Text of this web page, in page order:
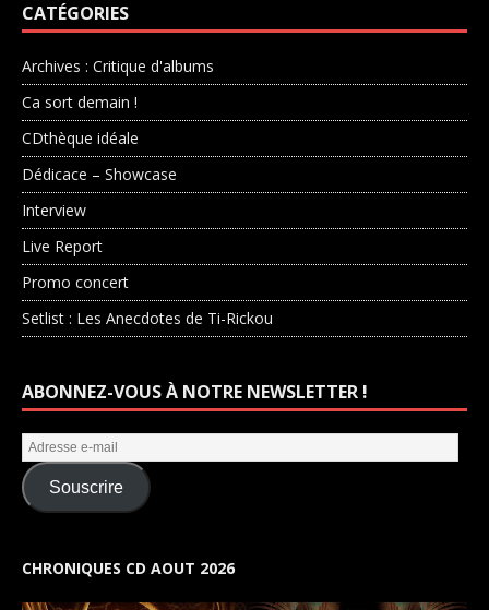
CATÉGORIES
Archives : Critique d'albums
Ca sort demain !
CDthèque idéale
Dédicace – Showcase
Interview
Live Report
Promo concert
Setlist : Les Anecdotes de Ti-Rickou
ABONNEZ-VOUS À NOTRE NEWSLETTER !
Souscrire
CHRONIQUES CD AOUT 2026